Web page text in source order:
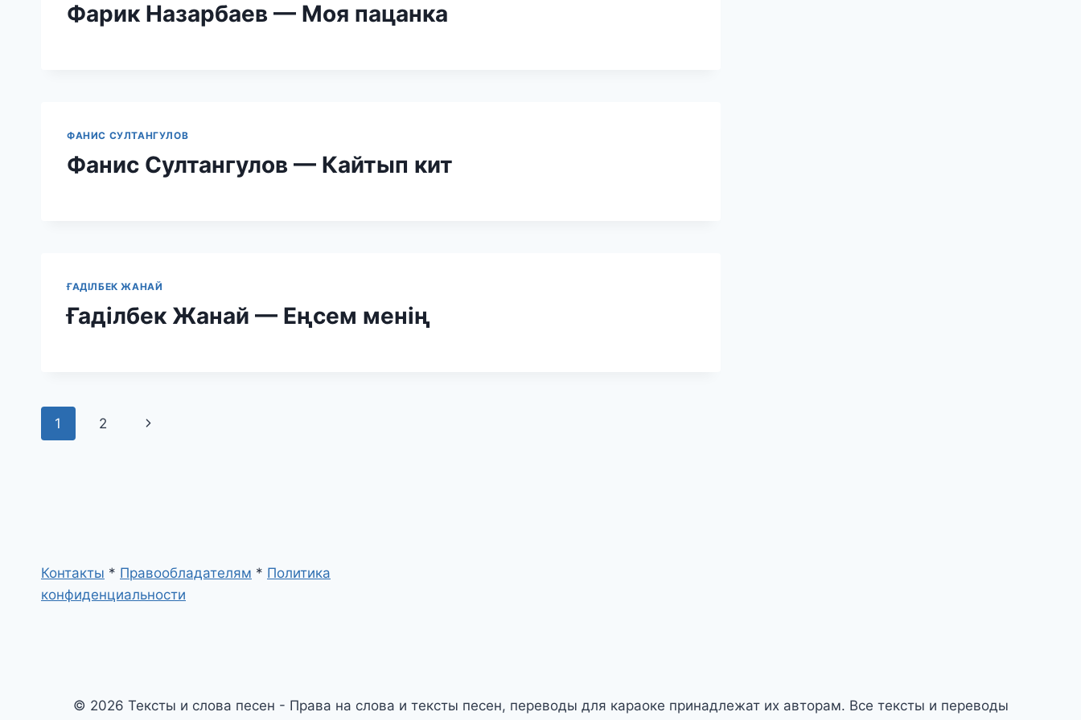
Фарик Назарбаев — Моя пацанка
ФАНИС СУЛТАНГУЛОВ
Фанис Султангулов — Кайтып кит
ҒАДІЛБЕК ЖАНАЙ
Ғаділбек Жанай — Еңсем менің
Навигация
1 2
Следующая
Контакты * Правообладателям * Политика
конфиденциальности
© 2026 Тексты и слова песен - Права на слова и тексты песен, переводы для караоке принадлежат их авторам. Все тексты и переводы